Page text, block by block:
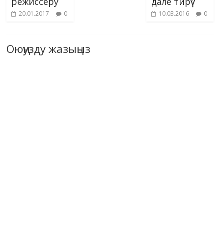
20.01.2017 0 10.03.2016 0
Оюңузду жазыңыз